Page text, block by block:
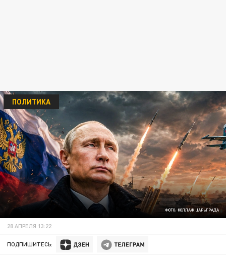
ФОТО: КОЛЛАЖ ЦАРЬГРАДА
ПОЛИТИКА
28 АПРЕЛЯ 13:22
ПОДПИШИТЕСЬ: